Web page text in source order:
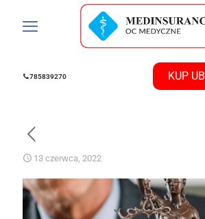
785839270
13 czerwca, 2022